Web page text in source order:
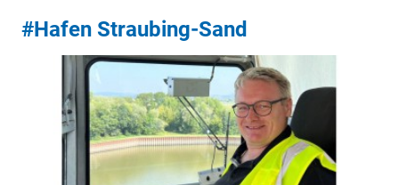
#Hafen Straubing-Sand